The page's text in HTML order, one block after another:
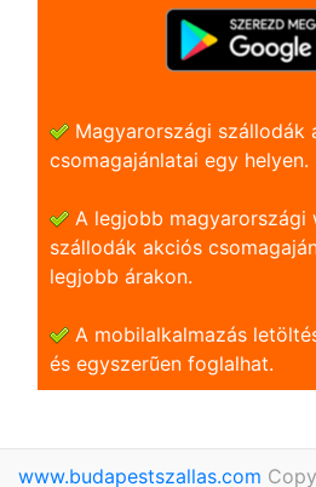
Magyarországi szállodák
csomagajánlatai egy helyen.
A legjobb magyarországi
szállodák akciós
legjobb árakon.
A mobilalkalmazás
és egyszerũen foglalhat.
www.budapestszallas.com